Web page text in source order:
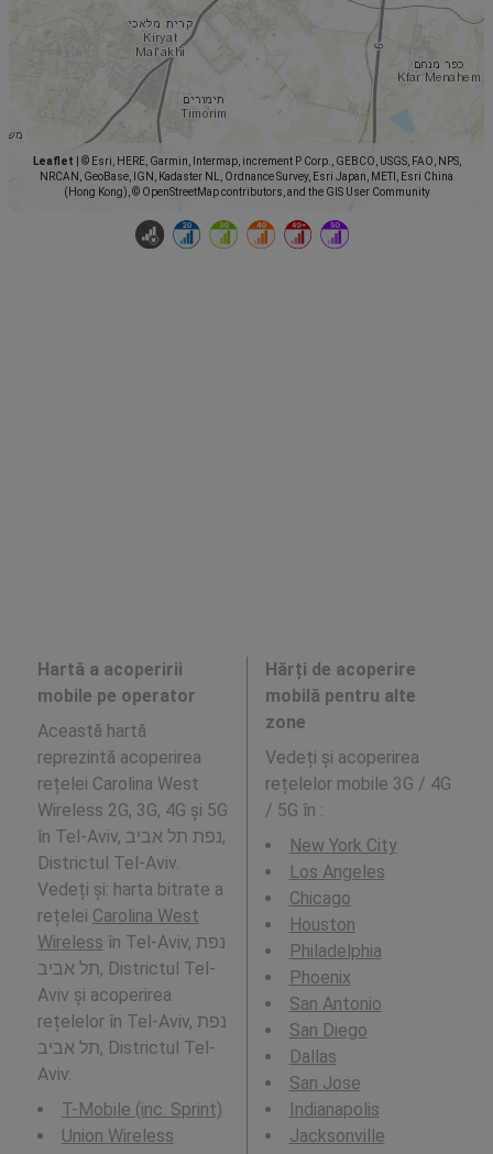
Leaflet
© Esri, HERE, Garmin, Intermap, increment P Corp., GEBCO, USGS, FAO, NPS,
NRCAN, GeoBase, IGN, Kadaster NL, Ordnance Survey, Esri Japan, METI, Esri China
(Hong Kong), © OpenStreetMap contributors, and the GIS User Community
Hartă a acoperirii
mobile pe operator
Această hartă
reprezintă acoperirea
rețelei Carolina West
Wireless 2G, 3G, 4G și 5G
în Tel-Aviv, נפת תל אביב,
Districtul Tel-Aviv.
Vedeți și: harta bitrate a
rețelei Carolina West
Wireless în Tel-Aviv, נפת
תל אביב, Districtul Tel-
Aviv și acoperirea
rețelelor în Tel-Aviv, נפת
תל אביב, Districtul Tel-
Aviv.
T-Mobile (inc. Sprint)
Union Wireless
Hărți de acoperire
mobilă pentru alte
zone
Vedeți și acoperirea
rețelelor mobile 3G / 4G
/ 5G în :
New York City
Los Angeles
Chicago
Houston
Philadelphia
Phoenix
San Antonio
San Diego
Dallas
San Jose
Indianapolis
Jacksonville